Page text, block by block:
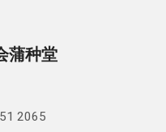
蒲种堂
2065